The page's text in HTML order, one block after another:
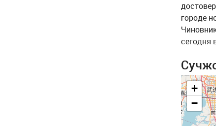
городе
сегодня
+
−